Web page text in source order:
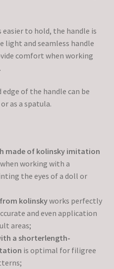
to hold, the handle is
light and seamless handle
comfort when working
of the handle can be
as a spatula.
made of kolinsky imitation
working with a
the eyes of a doll or
kolinskyworks perfectly
and even application
areas;
a shorterlength-
is optimal for filigree